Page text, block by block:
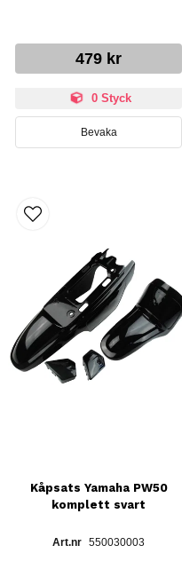
479 kr
0 Styck
Bevaka
Kåpsats Yamaha PW50
komplett svart
550030003